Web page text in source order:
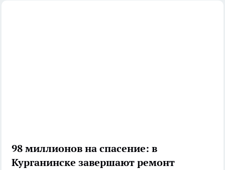
98 миллионов на спасение: в
Курганинске завершают ремонт